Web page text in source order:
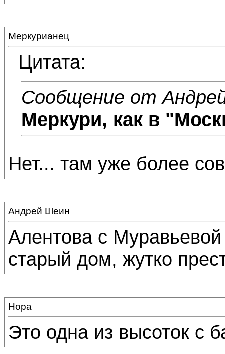
Меркурианец
Цитата:
Сообщение от
Меркури, как в
Нет... там уже более
Андрей Шеин
Алентова с
старый дом, жутко
Нора
Это одна из высоток с